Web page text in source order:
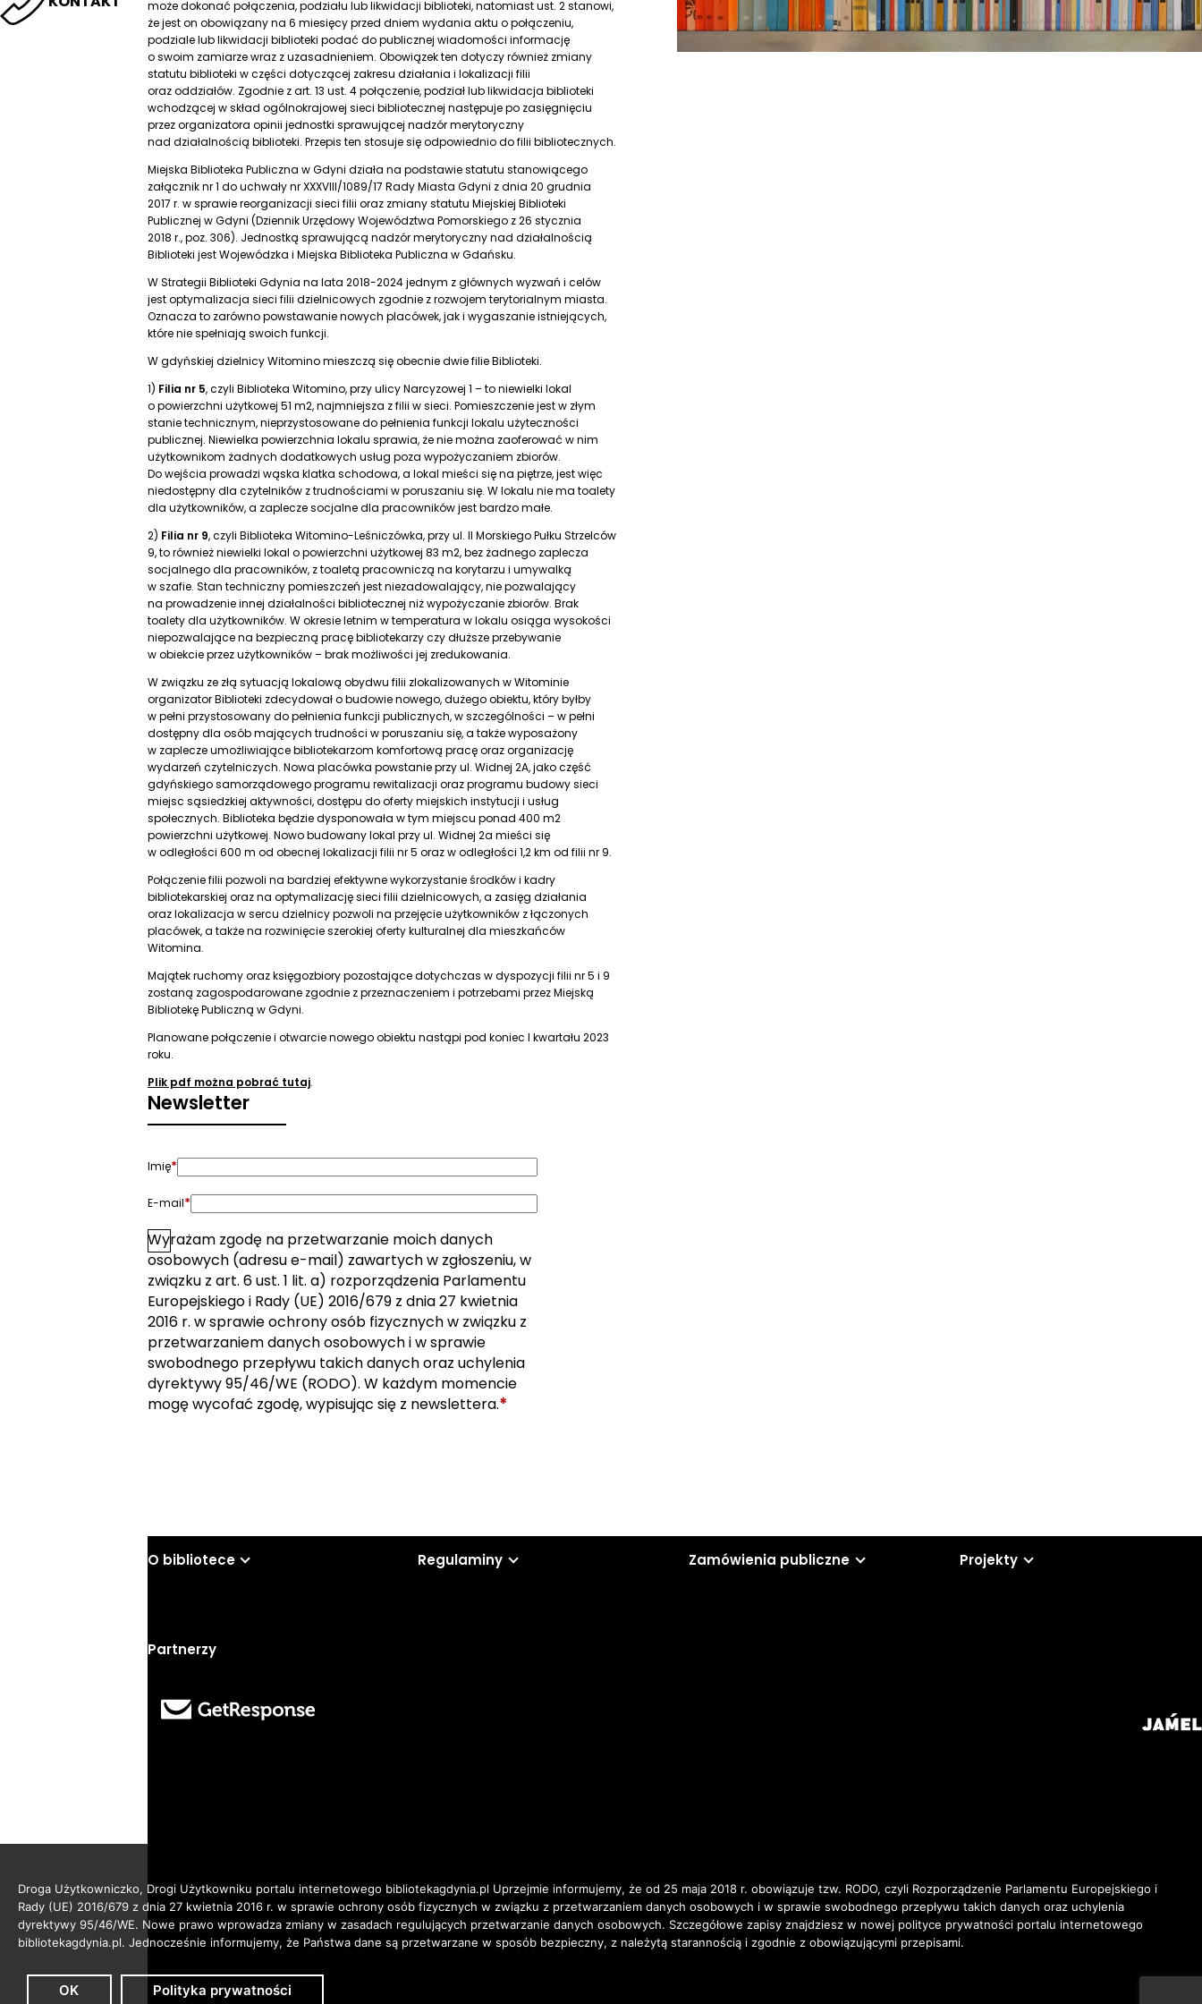
może dokonać połączenia, podziału lub likwidacji biblioteki, natomiast ust. 2 stanowi,
że jest on obowiązany na 6 miesięcy przed dniem wydania aktu o połączeniu,
podziale lub likwidacji biblioteki podać do publicznej wiadomości informację
o swoim zamiarze wraz z uzasadnieniem. Obowiązek ten dotyczy również zmiany
statutu biblioteki w części dotyczącej zakresu działania i lokalizacji filii
oraz oddziałów. Zgodnie z art. 13 ust. 4 połączenie, podział lub likwidacja biblioteki
wchodzącej w skład ogólnokrajowej sieci bibliotecznej następuje po zasięgnięciu
przez organizatora opinii jednostki sprawującej nadzór merytoryczny
nad działalnością biblioteki. Przepis ten stosuje się odpowiednio do filii bibliotecznych.
Miejska Biblioteka Publiczna w Gdyni działa na podstawie statutu stanowiącego
załącznik nr 1 do uchwały nr XXXVIII/1089/17 Rady Miasta Gdyni z dnia 20 grudnia
2017 r. w sprawie reorganizacji sieci filii oraz zmiany statutu Miejskiej Biblioteki
Publicznej w Gdyni (Dziennik Urzędowy Województwa Pomorskiego z 26 stycznia
2018 r., poz. 306). Jednostką sprawującą nadzór merytoryczny nad działalnością
Biblioteki jest Wojewódzka i Miejska Biblioteka Publiczna w Gdańsku.
W Strategii Biblioteki Gdynia na lata 2018-2024 jednym z głównych wyzwań i celów
jest optymalizacja sieci filii dzielnicowych zgodnie z rozwojem terytorialnym miasta.
Oznacza to zarówno powstawanie nowych placówek, jak i wygaszanie istniejących,
które nie spełniają swoich funkcji.
W gdyńskiej dzielnicy Witomino mieszczą się obecnie dwie filie Biblioteki.
1) Filia nr 5, czyli Biblioteka Witomino, przy ulicy Narcyzowej 1 – to niewielki lokal
o powierzchni użytkowej 51 m2, najmniejsza z filii w sieci. Pomieszczenie jest w złym
stanie technicznym, nieprzystosowane do pełnienia funkcji lokalu użyteczności
publicznej. Niewielka powierzchnia lokalu sprawia, że nie można zaoferować w nim
użytkownikom żadnych dodatkowych usług poza wypożyczaniem zbiorów.
Do wejścia prowadzi wąska klatka schodowa, a lokal mieści się na piętrze, jest więc
niedostępny dla czytelników z trudnościami w poruszaniu się. W lokalu nie ma toalety
dla użytkowników, a zaplecze socjalne dla pracowników jest bardzo małe.
2) Filia nr 9, czyli Biblioteka Witomino-Leśniczówka, przy ul. II Morskiego Pułku Strzelców
9, to również niewielki lokal o powierzchni użytkowej 83 m2, bez żadnego zaplecza
socjalnego dla pracowników, z toaletą pracowniczą na korytarzu i umywalką
w szafie. Stan techniczny pomieszczeń jest niezadowalający, nie pozwalający
na prowadzenie innej działalności bibliotecznej niż wypożyczanie zbiorów. Brak
toalety dla użytkowników. W okresie letnim w temperatura w lokalu osiąga wysokości
niepozwalające na bezpieczną pracę bibliotekarzy czy dłuższe przebywanie
w obiekcie przez użytkowników – brak możliwości jej zredukowania.
W związku ze złą sytuacją lokalową obydwu filii zlokalizowanych w Witominie
organizator Biblioteki zdecydował o budowie nowego, dużego obiektu, który byłby
w pełni przystosowany do pełnienia funkcji publicznych, w szczególności – w pełni
dostępny dla osób mających trudności w poruszaniu się, a także wyposażony
w zaplecze umożliwiające bibliotekarzom komfortową pracę oraz organizację
wydarzeń czytelniczych. Nowa placówka powstanie przy ul. Widnej 2A, jako część
gdyńskiego samorządowego programu rewitalizacji oraz programu budowy sieci
miejsc sąsiedzkiej aktywności, dostępu do oferty miejskich instytucji i usług
społecznych. Biblioteka będzie dysponowała w tym miejscu ponad 400 m2
powierzchni użytkowej. Nowo budowany lokal przy ul. Widnej 2a mieści się
w odległości 600 m od obecnej lokalizacji filii nr 5 oraz w odległości 1,2 km od filii nr 9.
Połączenie filii pozwoli na bardziej efektywne wykorzystanie środków i kadry
bibliotekarskiej oraz na optymalizację sieci filii dzielnicowych, a zasięg działania
oraz lokalizacja w sercu dzielnicy pozwoli na przejęcie użytkowników z łączonych
placówek, a także na rozwinięcie szerokiej oferty kulturalnej dla mieszkańców
Witomina.
Majątek ruchomy oraz księgozbiory pozostające dotychczas w dyspozycji filii nr 5 i 9
zostaną zagospodarowane zgodnie z przeznaczeniem i potrzebami przez Miejską
Bibliotekę Publiczną w Gdyni.
Planowane połączenie i otwarcie nowego obiektu nastąpi pod koniec I kwartału 2023
roku.
Plik pdf można pobrać tutaj.
Newsletter
Imię*
E-mail*
Zgoda*
Wyrażam zgodę na przetwarzanie moich danych
osobowych (adresu e-mail) zawartych w zgłoszeniu, w
związku z art. 6 ust. 1 lit. a) rozporządzenia Parlamentu
Europejskiego i Rady (UE) 2016/679 z dnia 27 kwietnia
2016 r. w sprawie ochrony osób fizycznych w związku z
przetwarzaniem danych osobowych i w sprawie
swobodnego przepływu takich danych oraz uchylenia
dyrektywy 95/46/WE (RODO). W każdym momencie
mogę wycofać zgodę, wypisując się z newslettera.*
O bibliotece Regulaminy Zamówienia publiczne Projekty
Partnerzy
Droga Użytkowniczko, Drogi Użytkowniku portalu internetowego bibliotekagdynia.pl Uprzejmie informujemy, że od 25 maja 2018 r. obowiązuje tzw. RODO, czyli Rozporządzenie Parlamentu Europejskiego i
Rady (UE) 2016/679 z dnia 27 kwietnia 2016 r. w sprawie ochrony osób fizycznych w związku z przetwarzaniem danych osobowych i w sprawie swobodnego przepływu takich danych oraz uchylenia
dyrektywy 95/46/WE. Nowe prawo wprowadza zmiany w zasadach regulujących przetwarzanie danych osobowych. Szczegółowe zapisy znajdziesz w nowej polityce prywatności portalu internetowego
bibliotekagdynia.pl. Jednocześnie informujemy, że Państwa dane są przetwarzane w sposób bezpieczny, z należytą starannością i zgodnie z obowiązującymi przepisami.
OK Polityka prywatności